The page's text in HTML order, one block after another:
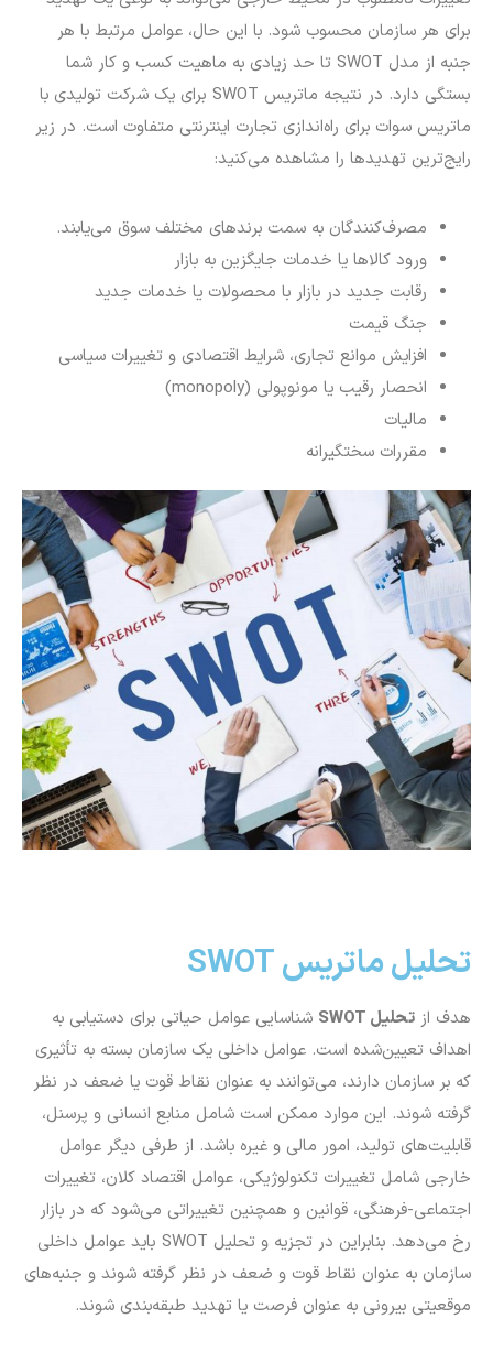
برای هر سازمان محسوب شود. با این حال، عوامل مرتبط با هر
جنبه از مدل SWOT تا حد زیادی به ماهیت کسب و کار شما
بستگی دارد. در نتیجه ماتریس SWOT برای یک شرکت تولیدی با
ماتریس سوات برای راه‌اندازی تجارت اینترنتی متفاوت است. در زیر
رایج‌ترین تهدیدها را مشاهده می‌کنید:
مصرف‌کنندگان به سمت برندهای مختلف سوق می‌یابند.
ورود کالاها یا خدمات جایگزین به بازار
رقابت جدید در بازار با محصولات یا خدمات جدید
جنگ قیمت
افزایش موانع تجاری، شرایط اقتصادی و تغییرات سیاسی
انحصار رقیب یا مونوپولی (monopoly)
مالیات
مقررات سختگیرانه
تحلیل ماتریس SWOT
هدف از تحلیل SWOT شناسایی عوامل حیاتی برای دستیابی به
اهداف تعیین‌شده است. عوامل داخلی یک سازمان بسته به تأثیری
که بر سازمان دارند، می‌توانند به عنوان نقاط قوت یا ضعف در نظر
گرفته شوند. این موارد ممکن است شامل منابع انسانی و پرسنل،
قابلیت‌های تولید، امور مالی و غیره باشد. از طرفی دیگر عوامل
خارجی شامل تغییرات تکنولوژیکی، عوامل اقتصاد کلان، تغییرات
اجتماعی-فرهنگی، قوانین و همچنین تغییراتی می‌شود که در بازار
رخ می‌دهد. بنابراین در تجزیه و تحلیل SWOT باید عوامل داخلی
سازمان به عنوان نقاط قوت و ضعف در نظر گرفته شوند و جنبه‌های
موقعیتی بیرونی به عنوان فرصت یا تهدید طبقه‌بندی شوند.